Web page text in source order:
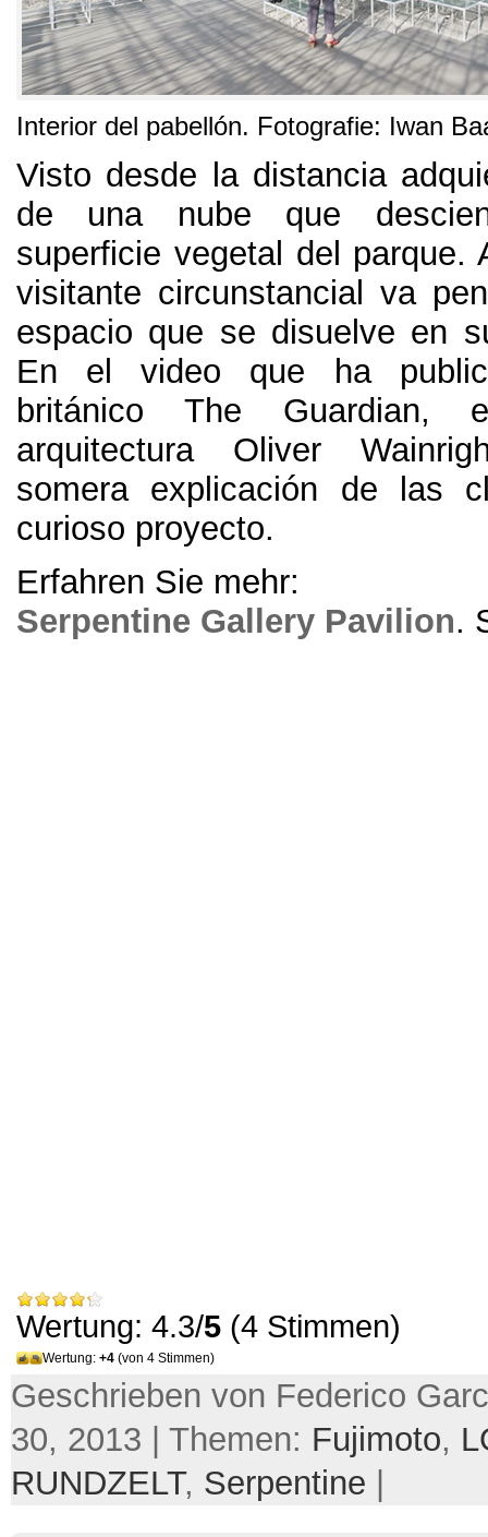
Interior del pabellón. Fotografie: Iwan
Visto desde la distancia
de una nube que
superficie vegetal del parque.
visitante circunstancial va
espacio que se disuelve en
En el video que ha
británico The Guardian,
arquitectura Oliver
somera explicación de las
curioso proyecto.
Erfahren Sie mehr:
Serpentine Gallery Pavilion.
Wertung: 4.3/5 (4 Stimmen)
Wertung: +4 (von 4 Stimmen)
Geschrieben von Federico
30, 2013 | Themen: Fujimoto,
RUNDZELT, Serpentine